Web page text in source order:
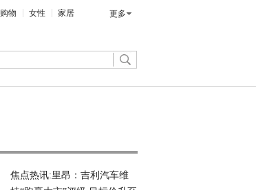
购物 女性 家居 更多
焦点热讯:里昂：吉利汽车维